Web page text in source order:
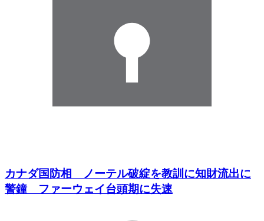
カナダ国防相 ノーテル破綻を教訓に知財流出に
警鐘 ファーウェイ台頭期に失速